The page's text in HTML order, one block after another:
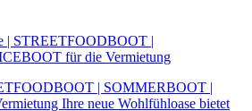
| STREETFOODBOOT |
für die Vermietung
| SOMMERBOOT |
Ihre neue Wohlfühloase bietet